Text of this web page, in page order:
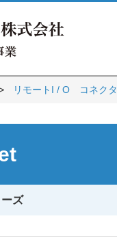
リモートI / O コネク
ズ